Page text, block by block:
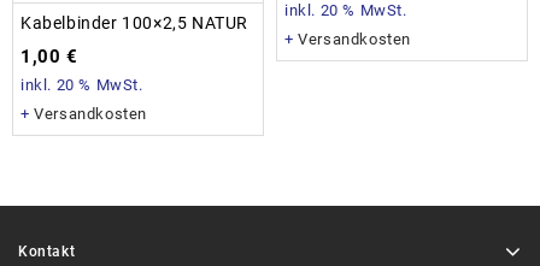
Kabelbinder 100×2,5 NATUR
1,00 €
inkl. 20 % MwSt.
+Versandkosten
inkl. 20 % MwSt.
+Versandkosten
Kontakt